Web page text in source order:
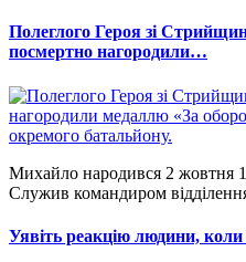
Полеглого Героя зі
посмертно нагородили…
Михайло народився 2 жовтня
Служив командиром
Уявіть реакцію людини,